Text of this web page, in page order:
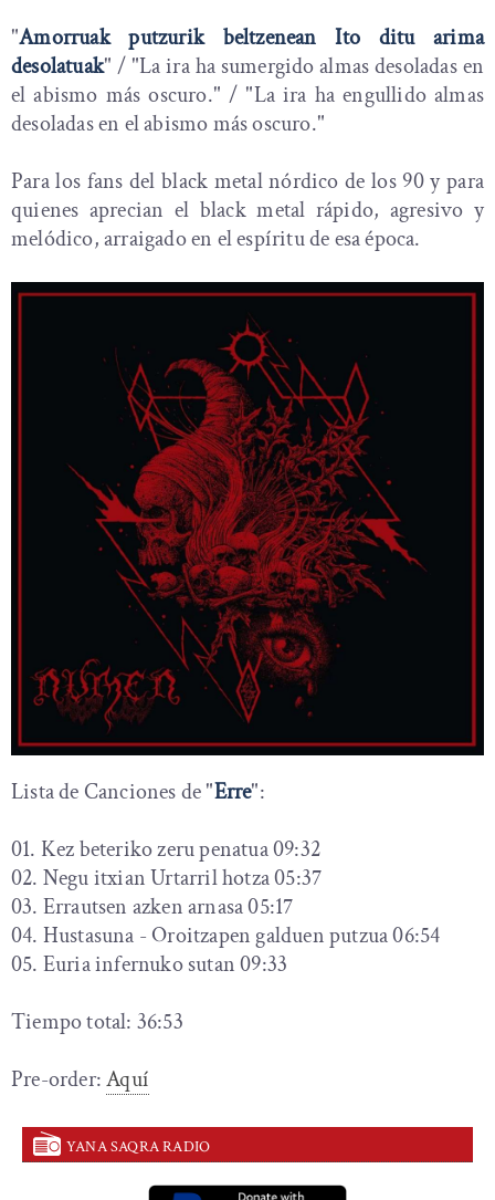
"Amorruak putzurik beltzenean Ito ditu arima
desolatuak" / "La ira ha sumergido almas desoladas en
el abismo más oscuro." / "La ira ha engullido almas
desoladas en el abismo más oscuro."
Para los fans del black metal nórdico de los 90 y para
quienes aprecian el black metal rápido, agresivo y
melódico, arraigado en el espíritu de esa época.
Lista de Canciones de "Erre":
01. Kez beteriko zeru penatua 09:32
02. Negu itxian Urtarril hotza 05:37
03. Errautsen azken arnasa 05:17
04. Hustasuna - Oroitzapen galduen putzua 06:54
05. Euria infernuko sutan 09:33
Tiempo total: 36:53
Pre-order:Aquí
YANA SAQRA RADIO